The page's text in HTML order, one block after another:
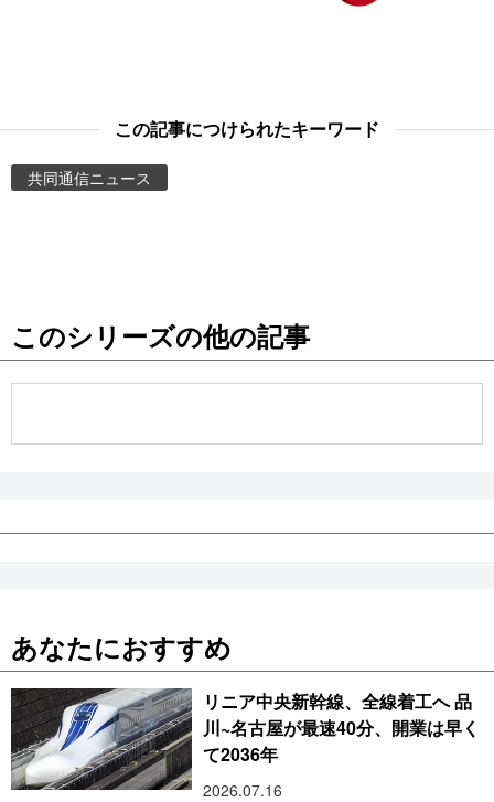
Images
People
公式SNS
この記事につけられたキーワード
共同通信ニュース
このシリーズの他の記事
あなたにおすすめ
リニア中央新幹線、全線着工へ 品
川~名古屋が最速40分、開業は早く
て2036年
2026.07.16